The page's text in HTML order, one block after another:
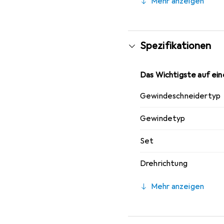
ermöglicht. Mit einer
Schneidrichtung
Spezifikationen
Das Wichtigste auf
Gewindeschneidertyp
Gewindetyp
Set
Drehrichtung
Mehr anzeigen